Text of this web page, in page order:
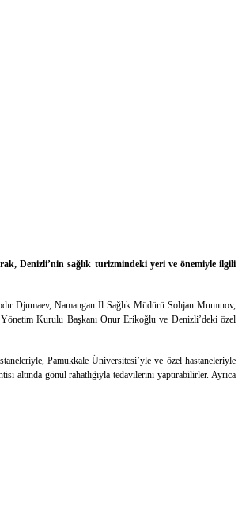
Denizli’nin sağlık turizmindeki yeri ve önemiyle ilgili
Djumaev, Namangan İl Sağlık Müdürü Solıjan Mumınov,
Kurulu Başkanı Onur Erikoğlu ve Denizli’deki özel
Pamukkale Üniversitesi’yle ve özel hastaneleriyle
altında gönül rahatlığıyla tedavilerini yaptırabilirler. Ayrıca